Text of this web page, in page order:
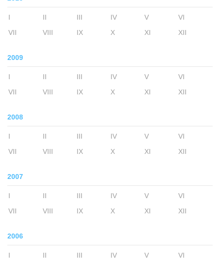
I II III IV V
VI
VII
VIII IX X XI XII
2009
I II III IV V
VI
VII
VIII IX X XI XII
2008
I II III IV V
VI
VII
VIII IX X XI XII
2007
I II III IV V
VI
VII
VIII IX X XI XII
2006
I II III IV V
VI